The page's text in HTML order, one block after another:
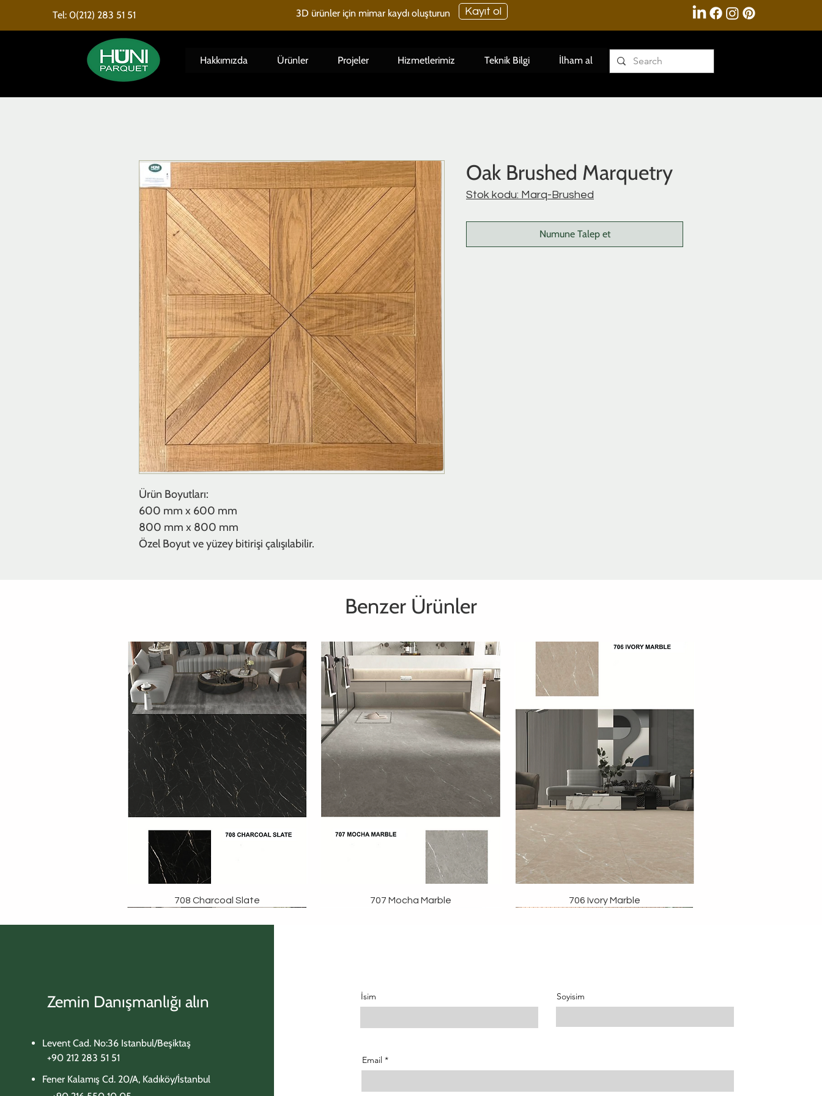
Tel: 0(212) 283 51 51 3D ürünler için mimar kaydı oluşturun Kayıt ol
Hakkımızda Ürünler Projeler Hizmetlerimiz Teknik Bilgi İlham al
Ürün Boyutları:
600 mm x 600 mm
800 mm x 800 mm
Özel Boyut ve yüzey bitirişi çalışılabilir.
Oak Brushed Marquetry
Stok kodu: Marq-Brushed
Numune Talep et
Benzer Ürünler
708 Charcoal Slate 707 Mocha Marble 706 Ivory Marble
Zemin Danışmanlığı alın
Levent Cad. No:36 Istanbul/Beşiktaş
+90 212 283 51 51
Fener Kalamış Cd. 20/A, Kadıköy/İstanbul
İsim Soyisim
Email